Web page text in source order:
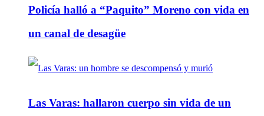
Policía halló a “Paquito” Moreno con vida en
un canal de desagüe
Las Varas: hallaron cuerpo sin vida de un